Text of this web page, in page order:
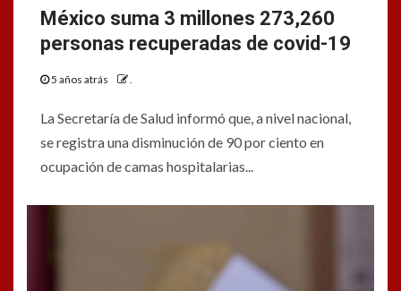
México suma 3 millones 273,260
personas recuperadas de covid-19
5 años atrás .
La Secretaría de Salud informó que, a nivel nacional,
se registra una disminución de 90 por ciento en
ocupación de camas hospitalarias...